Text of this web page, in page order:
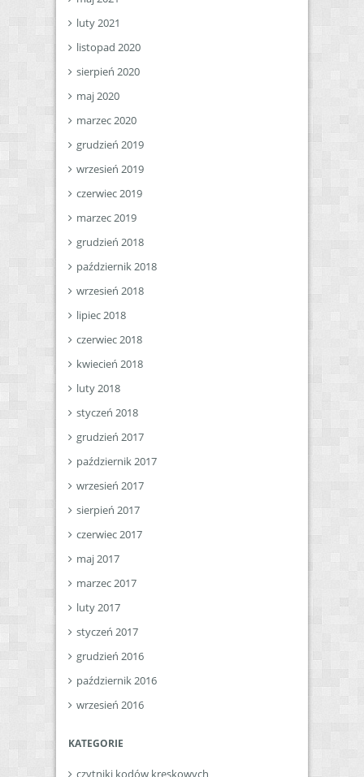
luty 2021
listopad 2020
sierpień 2020
maj 2020
marzec 2020
grudzień 2019
wrzesień 2019
czerwiec 2019
marzec 2019
grudzień 2018
październik 2018
wrzesień 2018
lipiec 2018
czerwiec 2018
kwiecień 2018
luty 2018
styczeń 2018
grudzień 2017
październik 2017
wrzesień 2017
sierpień 2017
czerwiec 2017
maj 2017
marzec 2017
luty 2017
styczeń 2017
grudzień 2016
październik 2016
wrzesień 2016
KATEGORIE
czytniki kodów kreskowych